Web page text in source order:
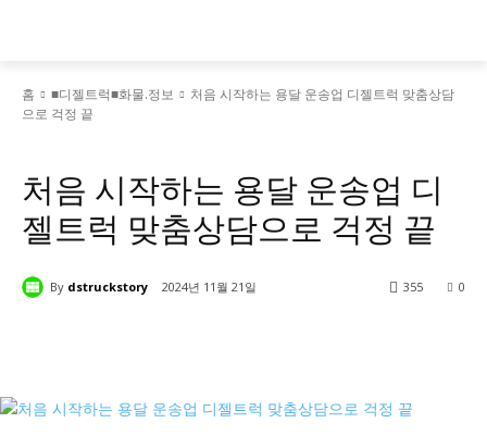
홈 ■디젤트럭■화물.정보
처음 시작하는 용달 운송업 디젤트럭 맞춤상담
으로 걱정 끝
처음 시작하는 용달 운송업 디
젤트럭 맞춤상담으로 걱정 끝
By dstruckstory 2024년 11월 21일 0
355